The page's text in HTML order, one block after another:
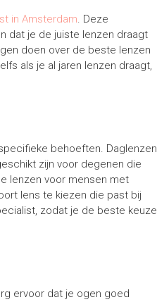
in Amsterdam. Deze
dat je de juiste lenzen draagt
doen over de beste lenzen
als je al jaren lenzen draagt,
behoeften. Daglenzen
zijn voor degenen die
lenzen voor mensen met
lens te kiezen die past bij
zodat je de beste keuze
ervoor dat je ogen goed